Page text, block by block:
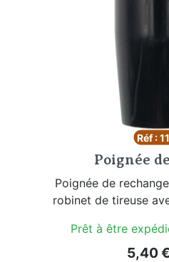
Réf :
Poignée
Poignée de
robinet de tireuse
Prêt à être
Prix
5,40 €